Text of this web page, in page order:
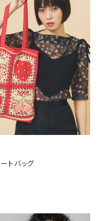
トバッグ